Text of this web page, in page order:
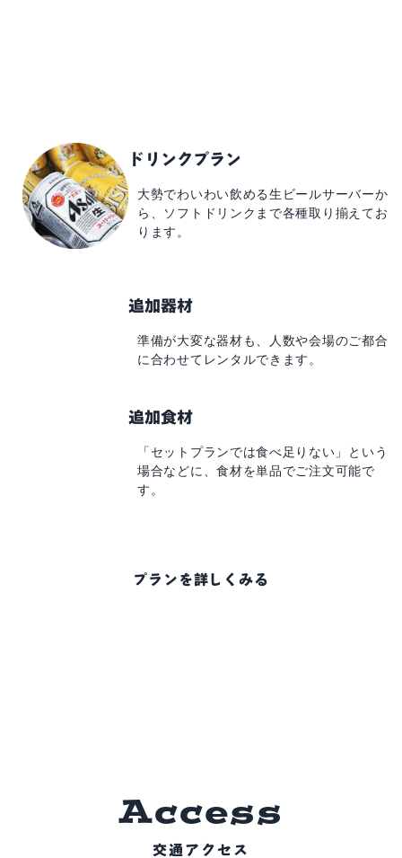
ドリンクプラン
大勢でわいわい飲める生ビールサーバーか
ら、 ソフトドリンクまで各種取り揃えてお
ります。
追加器材
準備が大変な器材も、
人数や会場のご都合
に合わせてレンタルできます。
追加食材
「セットプランでは食べ足りない」
という
場合などに、食材を単品でご注文可能で
す。
プランを詳しくみる
Access
交通アクセス